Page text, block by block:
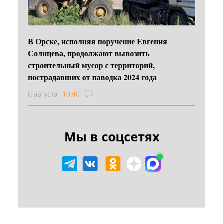
В Орске, исполняя поручение Евгения
Солнцева, продолжают вывозить
строительный мусор с территорий,
пострадавших от паводка 2024 года
6 августа 10:40
Мы в соцсетях